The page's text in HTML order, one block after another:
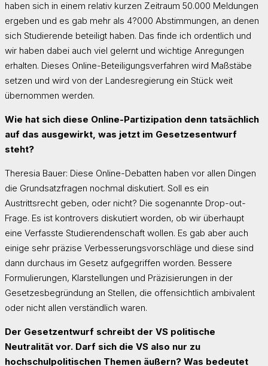
haben sich in einem relativ kurzen Zeitraum 50.000 Meldungen
ergeben und es gab mehr als 4?000 Abstimmungen, an denen
sich Studierende beteiligt haben. Das finde ich ordentlich und
wir haben dabei auch viel gelernt und wichtige Anregungen
erhalten. Dieses Online-Beteiligungsverfahren wird Maßstäbe
setzen und wird von der Landesregierung ein Stück weit
übernommen werden.
Wie hat sich diese Online-Partizipation denn tatsächlich
auf das ausgewirkt, was jetzt im Gesetzes­entwurf
steht?
Theresia Bauer: Diese Online-Debatten haben vor allen Dingen
die Grundsatzfragen nochmal diskutiert. Soll es ein
Austrittsrecht geben, oder nicht? Die sogenannte Drop-out-
Frage. Es ist kontrovers diskutiert worden, ob wir überhaupt
eine Verfasste Studierendenschaft wollen. Es gab aber auch
einige sehr präzise Verbesserungsvorschläge und diese sind
dann durchaus im Gesetz aufgegriffen worden. Bessere
Formulierungen, Klarstellungen und Präzisierungen in der
Gesetzesbegründung an Stellen, die offensichtlich ambivalent
oder nicht allen verständlich waren.
Der Gesetzentwurf schreibt der VS politische
Neutralität vor. Darf sich die VS also nur zu
hochschulpolitischen Themen äußern? Was bedeutet